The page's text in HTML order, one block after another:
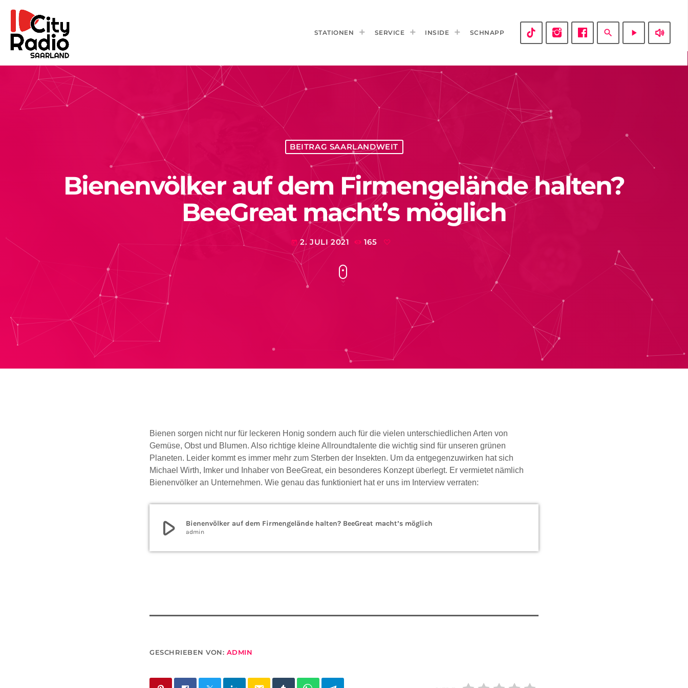
STATIONEN SERVICE INSIDE SCHNAPP search play_arrow volume_up
BEITRAG SAARLANDWEIT
Bienenvölker auf dem Firmengelände halten?
BeeGreat macht’s möglich
today 2. JULI 2021 165
Bienen sorgen nicht nur für leckeren Honig sondern auch für die vielen unterschiedlichen Arten von
Gemüse, Obst und Blumen. Also richtige kleine Allroundtalente die wichtig sind für unseren grünen
Planeten. Leider kommt es immer mehr zum Sterben der Insekten. Um da entgegenzuwirken hat sich
Michael Wirth, Imker und Inhaber von BeeGreat, ein besonderes Konzept überlegt. Er vermietet nämlich
Bienenvölker an Unternehmen. Wie genau das funktioniert hat er uns im Interview verraten:
play_arrow Bienenvölker auf dem Firmengelände halten? BeeGreat macht’s möglich
admin
GESCHRIEBEN VON: ADMIN